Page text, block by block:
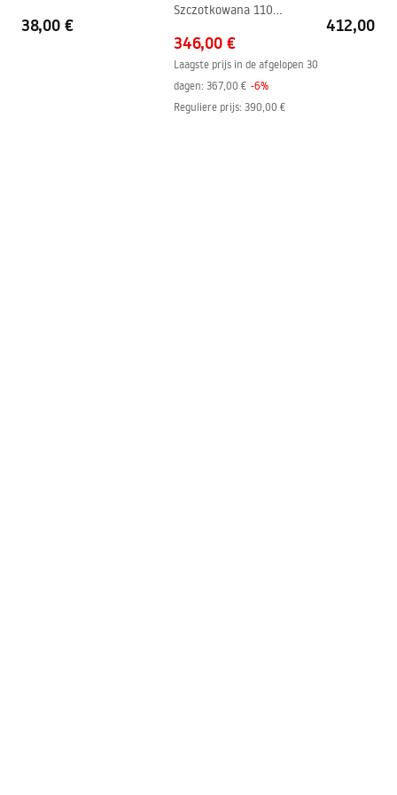
Electroplating
Afstand van
150 mm
24 maanden
38,00 €
Szczotkowana 110
346,00 €
Laagste prijs in de afgelopen 30
dagen: 367,00 € -6%
Reguliere prijs: 390,00 €
412,00 €